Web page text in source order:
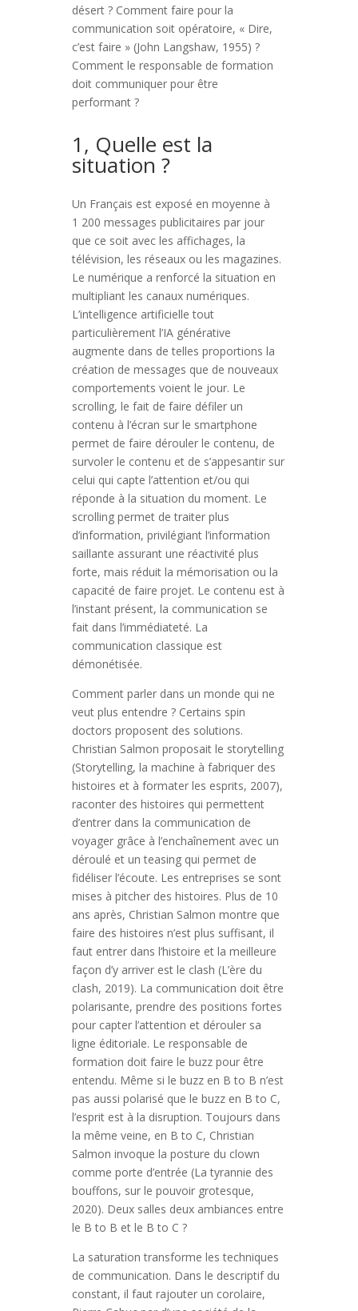
désert ? Comment faire pour la
communication soit opératoire, « Dire,
c’est faire » (John Langshaw, 1955) ?
Comment le responsable de formation
doit communiquer pour être
performant ?
1, Quelle est la
situation ?
Un Français est exposé en moyenne à
1 200 messages publicitaires par jour
que ce soit avec les affichages, la
télévision, les réseaux ou les magazines.
Le numérique a renforcé la situation en
multipliant les canaux numériques.
L’intelligence artificielle tout
particulièrement l’IA générative
augmente dans de telles proportions la
création de messages que de nouveaux
comportements voient le jour. Le
scrolling, le fait de faire défiler un
contenu à l’écran sur le smartphone
permet de faire dérouler le contenu, de
survoler le contenu et de s’appesantir sur
celui qui capte l’attention et/ou qui
réponde à la situation du moment. Le
scrolling permet de traiter plus
d’information, privilégiant l’information
saillante assurant une réactivité plus
forte, mais réduit la mémorisation ou la
capacité de faire projet. Le contenu est à
l’instant présent, la communication se
fait dans l’immédiateté. La
communication classique est
démonétisée.
Comment parler dans un monde qui ne
veut plus entendre ? Certains spin
doctors proposent des solutions.
Christian Salmon proposait le storytelling
(Storytelling, la machine à fabriquer des
histoires et à formater les esprits, 2007),
raconter des histoires qui permettent
d’entrer dans la communication de
voyager grâce à l’enchaînement avec un
déroulé et un teasing qui permet de
fidéliser l’écoute. Les entreprises se sont
mises à pitcher des histoires. Plus de 10
ans après, Christian Salmon montre que
faire des histoires n’est plus suffisant, il
faut entrer dans l’histoire et la meilleure
façon d’y arriver est le clash (L’ère du
clash, 2019). La communication doit être
polarisante, prendre des positions fortes
pour capter l’attention et dérouler sa
ligne éditoriale. Le responsable de
formation doit faire le buzz pour être
entendu. Même si le buzz en B to B n’est
pas aussi polarisé que le buzz en B to C,
l’esprit est à la disruption. Toujours dans
la même veine, en B to C, Christian
Salmon invoque la posture du clown
comme porte d’entrée (La tyrannie des
bouffons, sur le pouvoir grotesque,
2020). Deux salles deux ambiances entre
le B to B et le B to C ?
La saturation transforme les techniques
de communication. Dans le descriptif du
constant, il faut rajouter un corolaire,